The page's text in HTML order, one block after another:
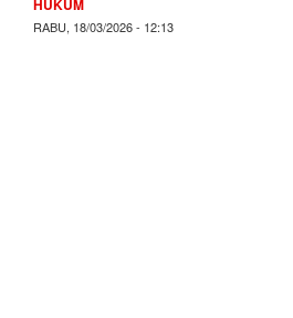
HUKUM
RABU, 18/03/2026 - 12:13